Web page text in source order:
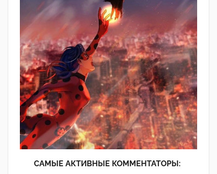
САМЫЕ АКТИВНЫЕ КОММЕНТАТОРЫ: